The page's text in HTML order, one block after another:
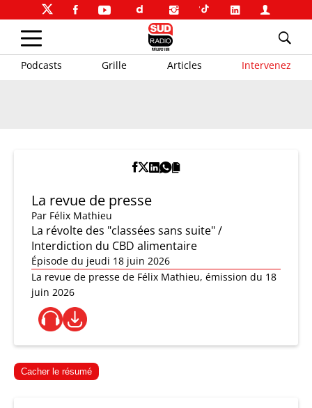
Podcasts Grille Articles Intervenez
La revue de presse
Par Félix Mathieu
La révolte des "classées sans suite" /
Interdiction du CBD alimentaire
Épisode du jeudi 18 juin 2026
La revue de presse de Félix Mathieu, émission du 18
juin 2026
Cacher le résumé